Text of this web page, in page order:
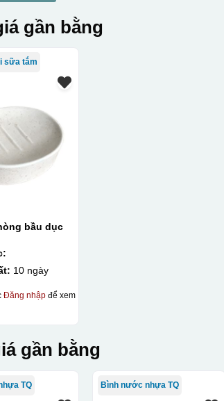
gần bằng
sữa tắm
bầu dục
10 ngày
Đăng nhậpđể xem
gần bằng
TQ Bình nước nhựa TQ